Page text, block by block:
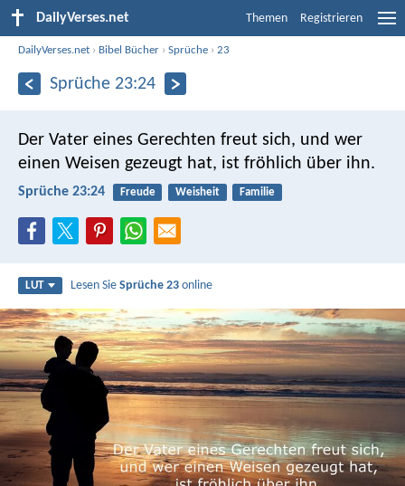
DailyVerses.net Themen Registrieren
DailyVerses.net › Bibel Bücher ›Sprüche ›23
Sprüche 23:24
Der Vater eines Gerechten freut sich, und wer
einen Weisen gezeugt hat, ist fröhlich über ihn.
Sprüche 23:24 Freude Weisheit Familie
LUT Lesen SieSprüche 23 online